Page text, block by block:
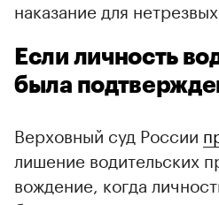
наказание для
Если личность
была
Верховный суд России
лишение водительских
вождение, когда